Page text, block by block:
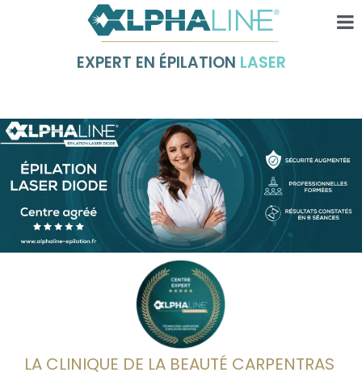
EXPERT EN ÉPILATION LASER
LA CLINIQUE DE LA BEAUTÉ CARPENTRAS